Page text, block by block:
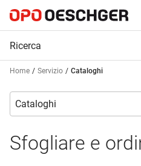
Home Servizio Cataloghi
Sfogliare e